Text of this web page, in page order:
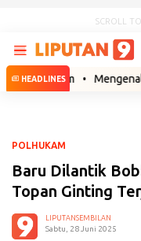
SCROLL
HEADLINES
• Mengenal
POLHUKAM
Baru Dilantik
Topan Ginting
LIPUTANSEMBILAN
Sabtu, 28 Juni 2025